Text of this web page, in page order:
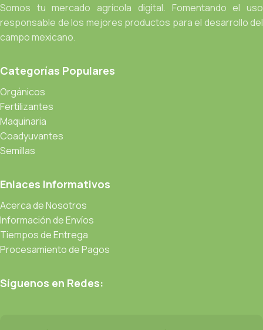
Somos tu mercado agrícola digital. Fomentando el uso
responsable de los mejores productos para el desarrollo del
campo mexicano.
Categorías Populares
Orgánicos
Fertilizantes
Maquinaria
Coadyuvantes
Semillas
Enlaces Informativos
Acerca de Nosotros
Información de Envíos
Tiempos de Entrega
Procesamiento de Pagos
Síguenos en Redes: